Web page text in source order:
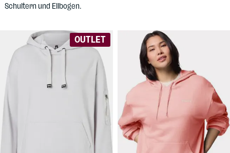
Schultern und Ellbogen.
OUTLET